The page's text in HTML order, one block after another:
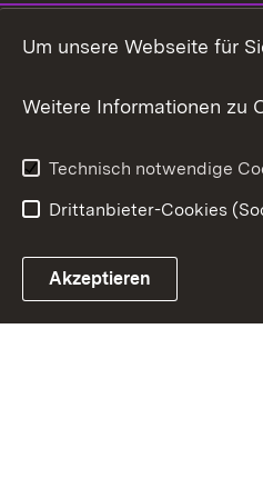
Link zum
Um unsere Webseite für
Weitere Informationen zu
Technisch notwendige
Drittanbieter-Cookies
Akzeptieren